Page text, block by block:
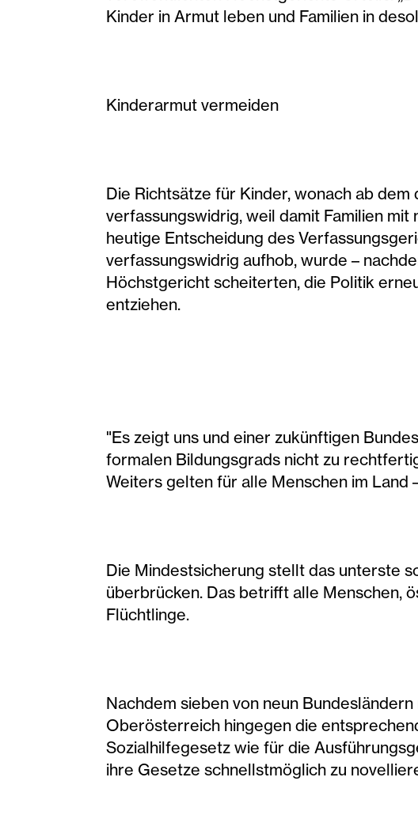
Kinder in Armut leben und Familien in
Kinderarmut vermeiden
Die Richtsätze für Kinder, wonach ab
verfassungswidrig, weil damit Familien
heutige Entscheidung des
verfassungswidrig aufhob, wurde –
Höchstgericht scheiterten, die Politik
entziehen.
"Es zeigt uns und einer zukünftigen
formalen Bildungsgrads nicht zu
Weiters gelten für alle Menschen im Land
Die Mindestsicherung stellt das unterste
überbrücken. Das betrifft alle Menschen,
Flüchtlinge.
Nachdem sieben von neun
Oberösterreich hingegen die
Sozialhilfegesetz wie für die
ihre Gesetze schnellstmöglich zu